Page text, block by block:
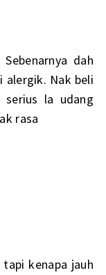
dah
alergik. Nak beli
la udang
rasa
kenapa jauh